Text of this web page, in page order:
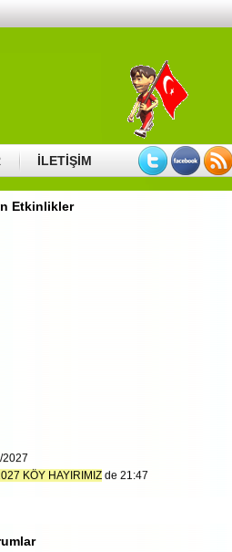
Main Page
Our Story
ZİYARETÇİ DEFTERİ
İLETİŞİM
Etkinlikler
2027
KÖY HAYIRIMIZ de 21:47